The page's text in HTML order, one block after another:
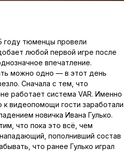
году тюменцы провели
любой первой игре после
впечатление.
можно одно — в этот день
Сначала с тем, что
работает система VAR. Именно
видеопомощи гости заработали
новичка Ивана Гулько.
что пока это всё, чем
пополнивший состав
что ранее Гулько играл